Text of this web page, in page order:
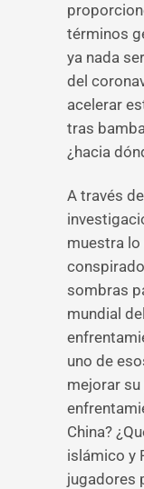
términos
ya nada
del
acelerar
tras
¿hacia
A través
muestra lo
sombras
mundial
uno de
mejorar su
China?
islámico y
jugadores